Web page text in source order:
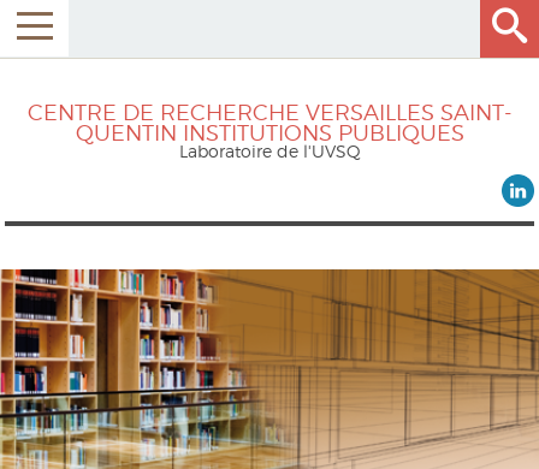
CENTRE DE RECHERCHE VERSAILLES SAINT-
QUENTIN INSTITUTIONS PUBLIQUES
Laboratoire de l'UVSQ